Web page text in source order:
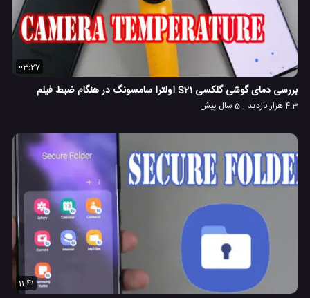
03:27
بررسی دمای گوشی گلکسی S21 اولترا سامسونگ در هنگام ضبط فیلم
4.3 هزار بازدید 5 سال پیش
11:41